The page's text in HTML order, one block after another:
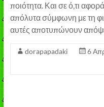
ποιότητα. Και σε ό,τι
απόλυτα σύμφωνη με τη
αυτές αποτυπώνουν
dorapapadaki 6